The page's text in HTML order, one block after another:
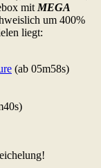
mit MEGA
um 400%
liegt:
(ab 05m58s)